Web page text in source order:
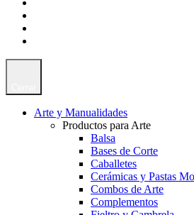
Arte y Manualidades
Productos para Arte
Balsa
Bases de Corte
Caballetes
Cerámicas y Pastas
Combos de Arte
Complementos